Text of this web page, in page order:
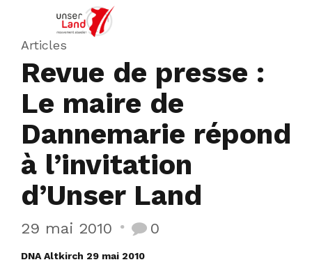
Articles
Revue de presse :
Le maire de
Dannemarie répond
à l’invitation
d’Unser Land
29 mai 2010 0
DNA Altkirch 29 mai 2010